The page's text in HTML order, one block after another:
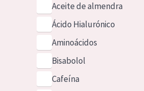
Aceite de almendra
Ácido Hialurónico
Aminoácidos
Bisabolol
Cafeína